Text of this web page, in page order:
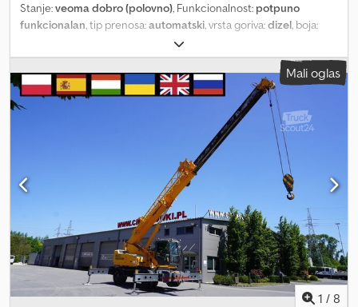
Stanje:veoma dobro (polovno), Funkcionalnost: potpuno
funkcionalan, tip prenosa:automatski, vrsta goriva:dizel, boja:
30.000 kg
radni sati:2.000 h, Oprema:kabina, Теренски кран Sennebogen
630 / 2000 радних сати / Дохват 30 м / Подизна способност 30
т / 3 јединице 2000 радних сати Година производње: 2007
Dkjdszrf Hdepfx Ap Eor Дохват 30 метара Макс. подизна
способност 30 тона Deutz мотор Систем против блокирања
куке Блок куке са 5 ременица Помоћна стрела 7,5 м
Аутоматски менњач Техничко и визуелно стање је одлично.
Доступне 3 сличне машине.
Mali oglas
1 / 8